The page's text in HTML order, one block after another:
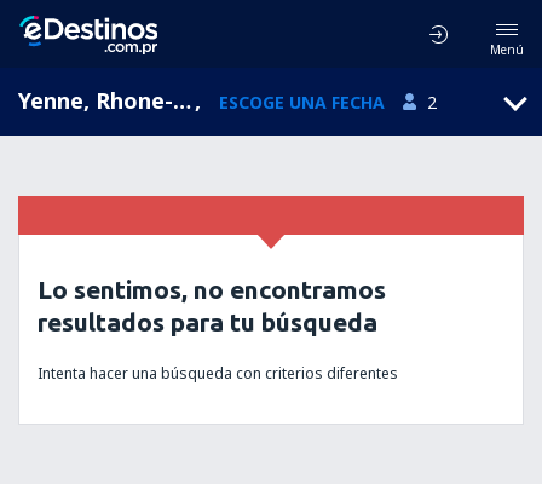
Menú
Yenne, Rhone-Alpes, Francia, ESCOGE UNA FECHA 2
Lo sentimos, no encontramos
resultados para tu búsqueda
Intenta hacer una búsqueda con criterios diferentes